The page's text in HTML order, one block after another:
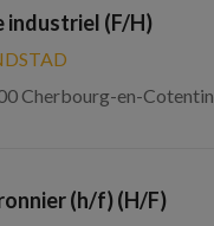
industriel (F/H)
Cherbourg-en-Cotentin
(h/f) (H/F)